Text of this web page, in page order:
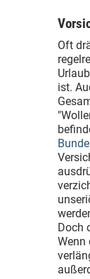
Oft
ist.
Doch
Wenn